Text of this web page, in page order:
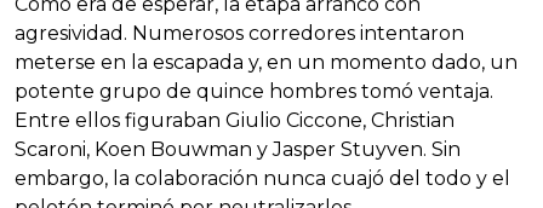
agresividad. Numerosos corredores intentaron
meterse en la escapada y, en un momento dado, un
potente grupo de quince hombres tomó ventaja.
Entre ellos figuraban Giulio Ciccone, Christian
Scaroni, Koen Bouwman y Jasper Stuyven. Sin
embargo, la colaboración nunca cuajó del todo y el